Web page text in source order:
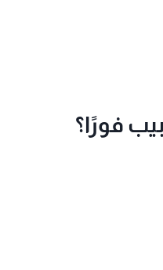
فورًا؟